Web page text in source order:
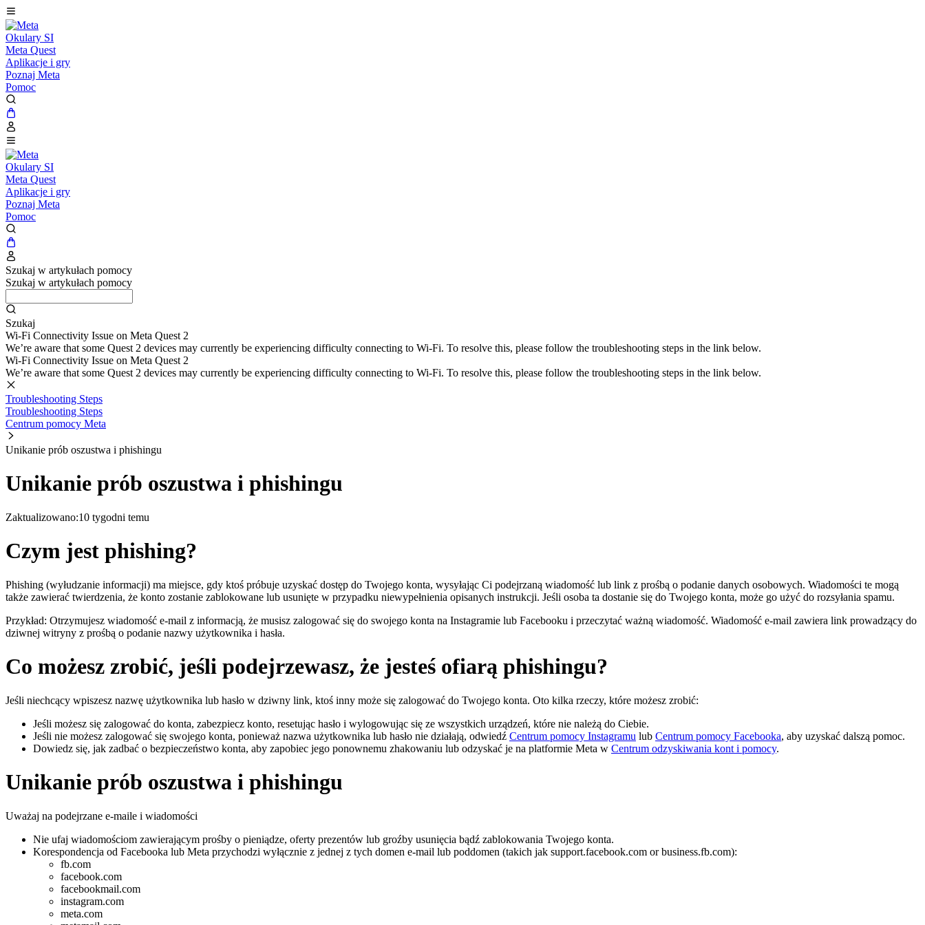
Okulary SI
Meta Quest
Aplikacje i gry
Poznaj Meta
Pomoc
Okulary SI
Meta Quest
Aplikacje i gry
Poznaj Meta
Pomoc
Szukaj w artykułach pomocy
Szukaj w artykułach pomocy
Szukaj
Wi-Fi Connectivity Issue on Meta Quest 2
We’re aware that some Quest 2 devices may currently be experiencing difficulty connecting to Wi-Fi. To resolve this, please follow the troubleshooting steps in the link below.
Wi-Fi Connectivity Issue on Meta Quest 2
We’re aware that some Quest 2 devices may currently be experiencing difficulty connecting to Wi-Fi. To resolve this, please follow the troubleshooting steps in the link below.
Troubleshooting Steps
Troubleshooting Steps
Centrum pomocy Meta
Unikanie prób oszustwa i phishingu
Unikanie prób oszustwa i phishingu
Zaktualizowano:10 tygodni temu
Czym jest phishing?
Phishing (wyłudzanie informacji) ma miejsce, gdy ktoś próbuje uzyskać dostęp do Twojego konta, wysyłając Ci podejrzaną wiadomość lub link z prośbą o podanie danych osobowych. Wiadomości te mogą
także zawierać twierdzenia, że konto zostanie zablokowane lub usunięte w przypadku niewypełnienia opisanych instrukcji. Jeśli osoba ta dostanie się do Twojego konta, może go użyć do rozsyłania spamu.
Przykład: Otrzymujesz wiadomość e-mail z informacją, że musisz zalogować się do swojego konta na Instagramie lub Facebooku i przeczytać ważną wiadomość. Wiadomość e-mail zawiera link prowadzący do
dziwnej witryny z prośbą o podanie nazwy użytkownika i hasła.
Co możesz zrobić, jeśli podejrzewasz, że jesteś ofiarą phishingu?
Jeśli niechcący wpiszesz nazwę użytkownika lub hasło w dziwny link, ktoś inny może się zalogować do Twojego konta. Oto kilka rzeczy, które możesz zrobić:
Jeśli możesz się zalogować do konta, zabezpiecz konto, resetując hasło i wylogowując się ze wszystkich urządzeń, które nie należą do Ciebie.
Jeśli nie możesz zalogować się swojego konta, ponieważ nazwa użytkownika lub hasło nie działają, odwiedź Centrum pomocy Instagramu lub Centrum pomocy Facebooka, aby uzyskać dalszą pomoc.
Dowiedz się, jak zadbać o bezpieczeństwo konta, aby zapobiec jego ponownemu zhakowaniu lub odzyskać je na platformie Meta w Centrum odzyskiwania kont i pomocy.
Unikanie prób oszustwa i phishingu
Uważaj na podejrzane e-maile i wiadomości
Nie ufaj wiadomościom zawierającym prośby o pieniądze, oferty prezentów lub groźby usunięcia bądź zablokowania Twojego konta.
Korespondencja od Facebooka lub Meta przychodzi wyłącznie z jednej z tych domen e-mail lub poddomen (takich jak support.facebook.com or business.fb.com):
fb.com
facebook.com
facebookmail.com
instagram.com
meta.com